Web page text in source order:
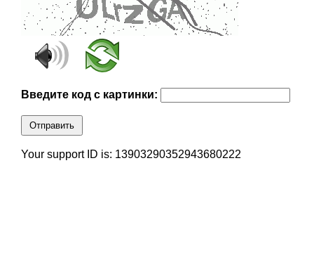
Введите код с картинки:
Отправить
Your support ID is: 13903290352943680222